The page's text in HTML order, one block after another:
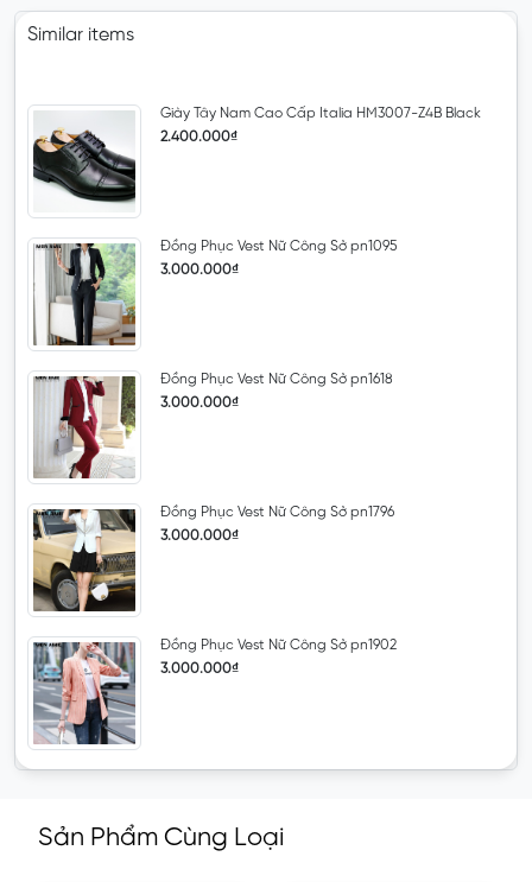
Similar items
Giày Tây Nam Cao Cấp Italia HM3007-Z4B Black
2.400.000₫
Đồng Phục Vest Nữ Công Sở pn1095
3.000.000₫
Đồng Phục Vest Nữ Công Sở pn1618
3.000.000₫
Đồng Phục Vest Nữ Công Sở pn1796
3.000.000₫
Đồng Phục Vest Nữ Công Sở pn1902
3.000.000₫
Sản Phẩm Cùng Loại